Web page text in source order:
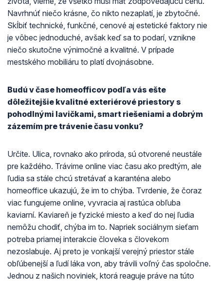
Navrhnúť niečo krásne, čo nikto nezaplatí, je zbytočné.
Skĺbiť technické, funkčné, cenové aj estetické faktory nie
je vôbec jednoduché, avšak keď sa to podarí, vznikne
niečo skutočne výnimočné a kvalitné. V prípade
mestského mobiliáru to platí dvojnásobne.
Budú v čase homeofficov podľa vás ešte
dôležitejšie kvalitné exteriérové priestory s
pohodlnými lavičkami, smart riešeniami a dobrým
zázemím pre trávenie času vonku?
Určite. Ulica, rovnako ako príroda, sú otvorené neustále
pre každého. Trávime online viac času ako predtým, ale
ľudia sa stále chcú stretávať a karanténa alebo
homeoffice ukazujú, že im to chýba. Tvrdenie, že čoraz
viac fungujeme online, vyvracia aj rastúca obľuba
kaviarní. Kaviareň je fyzické miesto a keď do nej ľudia
nemôžu chodiť, chýba im to. Napriek sociálnym sieťam
potreba priamej interakcie človeka s človekom
nezoslabuje. Aj preto je vonkajší verejný priestor stále
obľúbenejší a ľudí láka von, aby trávili voľný čas spoločne.
Jednou z našich noviniek, ktorá reaguje práve na túto